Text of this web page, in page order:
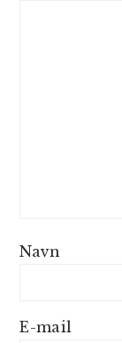
Navn
E-mail